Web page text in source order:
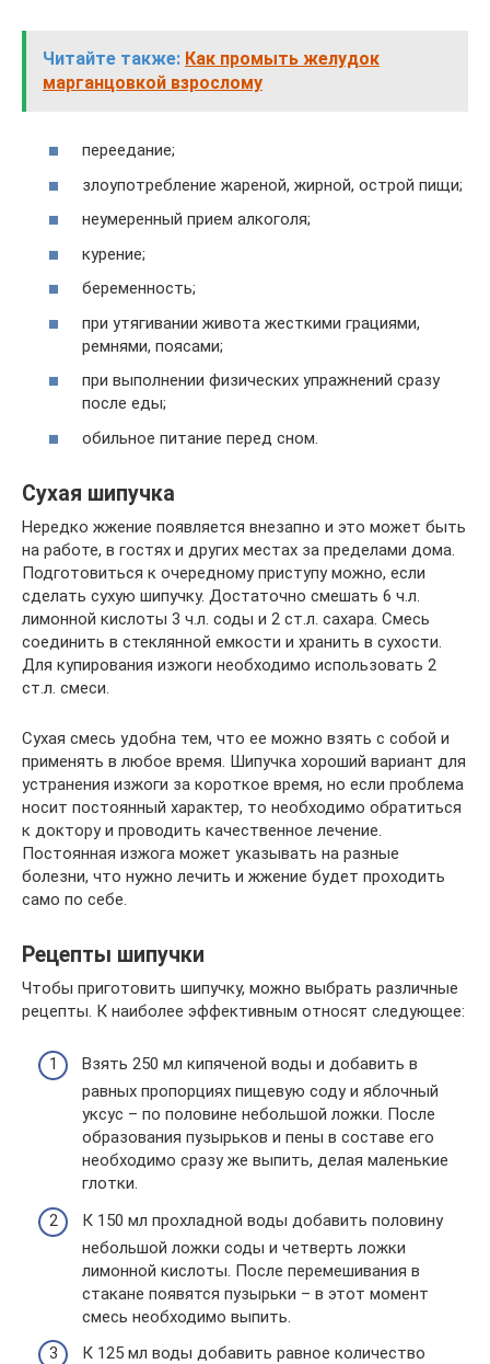
Читайте также: Как промыть желудок
марганцовкой взрослому
переедание;
злоупотребление жареной, жирной, острой пищи;
неумеренный прием алкоголя;
курение;
беременность;
при утягивании живота жесткими грациями,
ремнями, поясами;
при выполнении физических упражнений сразу
после еды;
обильное питание перед сном.
Сухая шипучка
Нередко жжение появляется внезапно и это может быть
на работе, в гостях и других местах за пределами дома.
Подготовиться к очередному приступу можно, если
сделать сухую шипучку. Достаточно смешать 6 ч.л.
лимонной кислоты 3 ч.л. соды и 2 ст.л. сахара. Смесь
соединить в стеклянной емкости и хранить в сухости.
Для купирования изжоги необходимо использовать 2
ст.л. смеси.
Сухая смесь удобна тем, что ее можно взять с собой и
применять в любое время. Шипучка хороший вариант для
устранения изжоги за короткое время, но если проблема
носит постоянный характер, то необходимо обратиться
к доктору и проводить качественное лечение.
Постоянная изжога может указывать на разные
болезни, что нужно лечить и жжение будет проходить
само по себе.
Рецепты шипучки
Чтобы приготовить шипучку, можно выбрать различные
рецепты. К наиболее эффективным относят следующее:
Взять 250 мл кипяченой воды и добавить в
равных пропорциях пищевую соду и яблочный
уксус – по половине небольшой ложки. После
образования пузырьков и пены в составе его
необходимо сразу же выпить, делая маленькие
глотки.
К 150 мл прохладной воды добавить половину
небольшой ложки соды и четверть ложки
лимонной кислоты. После перемешивания в
стакане появятся пузырьки – в этот момент
смесь необходимо выпить.
К 125 мл воды добавить равное количество